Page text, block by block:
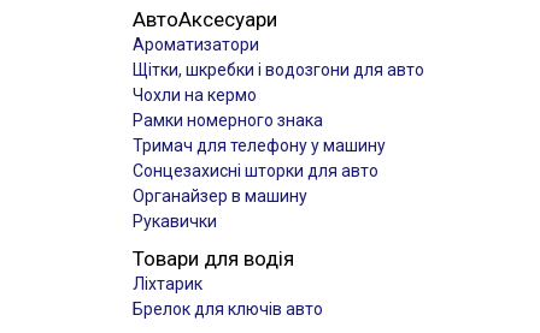
АвтоАксесуари
Ароматизатори
Щітки, шкребки і водозгони для авто
Чохли на кермо
Рамки номерного знака
Тримач для телефону у машину
Сонцезахисні шторки для авто
Органайзер в машину
Рукавички
Товари для водія
Ліхтарик
Брелок для ключів авто